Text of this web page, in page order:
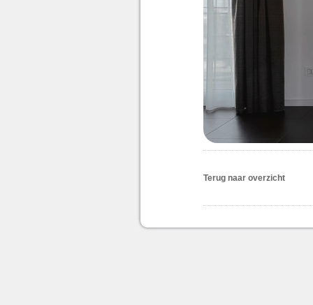
Terug naar overzicht